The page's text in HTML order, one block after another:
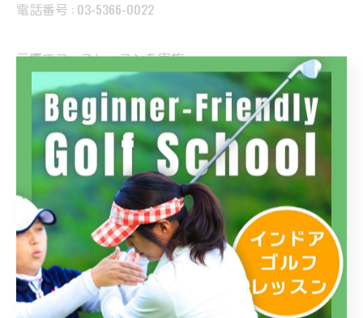
電話番号 : 03-5366-0022
三鷹でコースレッスンを実施
--------------------------------------------------------------------
お知らせ コースレッスン お知らせ（四谷店）
< 前のページ 一覧に戻る 次のページ >